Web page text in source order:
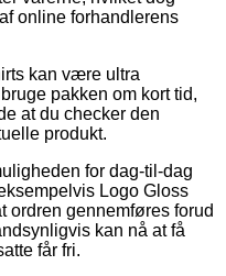
online forhandlerens
kan være ultra
pakken om kort tid,
at du checker den
produkt.
for dag-til-dag
Logo Gloss
ordren gennemføres forud
kan nå at få
får fri.